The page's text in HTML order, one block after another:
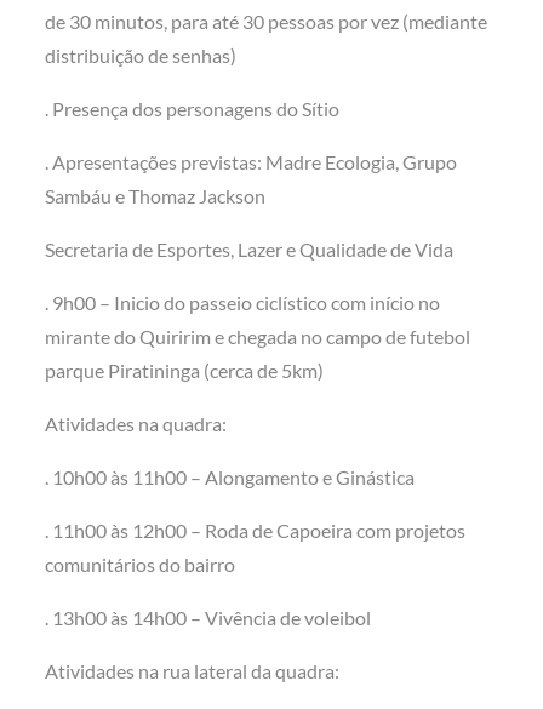
de 30 minutos, para até 30 pessoas por vez (mediante
distribuição de senhas)
. Presença dos personagens do Sítio
. Apresentações previstas: Madre Ecologia, Grupo
Sambáu e Thomaz Jackson
Secretaria de Esportes, Lazer e Qualidade de Vida
. 9h00 – Inicio do passeio ciclístico com início no
mirante do Quiririm e chegada no campo de futebol
parque Piratininga (cerca de 5km)
Atividades na quadra:
. 10h00 às 11h00 – Alongamento e Ginástica
. 11h00 às 12h00 – Roda de Capoeira com projetos
comunitários do bairro
. 13h00 às 14h00 – Vivência de voleibol
Atividades na rua lateral da quadra: